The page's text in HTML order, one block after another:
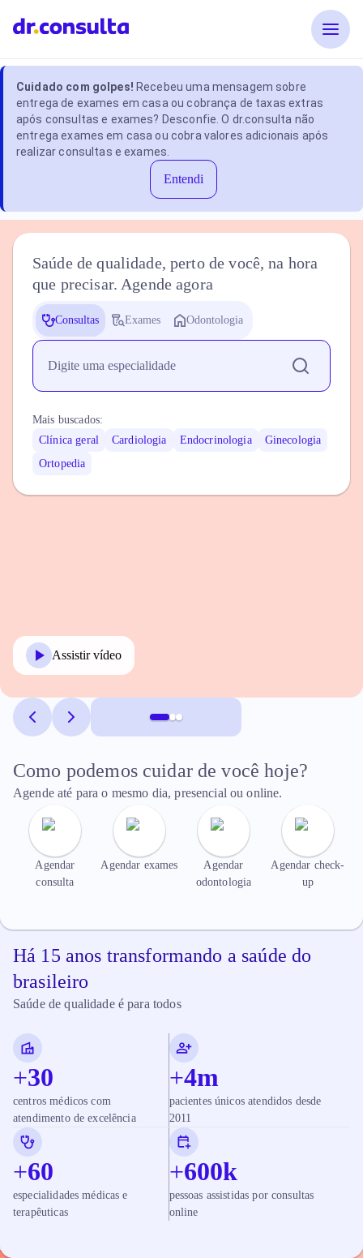
Cuidado com golpes! Recebeu uma mensagem sobre
entrega de exames em casa ou cobrança de taxas extras
após consultas e exames? Desconfie. O dr.consulta não
entrega exames em casa ou cobra valores adicionais após
realizar consultas e exames.
Entendi
Saúde de qualidade, perto de você, na hora
que precisar. Agende agora
Consultas Exames Odontologia
Mais buscados:
Clínica geral
Cardiologia Endocrinologia
Ginecologia
Ortopedia
Assistir vídeo
Como podemos cuidar de você hoje?
Agende até para o mesmo dia, presencial ou online.
Agendar
consulta
Agendar exames
Agendar
odontologia
Agendar check-
up
Há 15 anos transformando a saúde do
brasileiro
Saúde de qualidade é para todos
+30
centros médicos com
atendimento de excelência
+4m
pacientes únicos atendidos desde
2011
+60
especialidades médicas e
terapêuticas
+600k
pessoas assistidas por consultas
online